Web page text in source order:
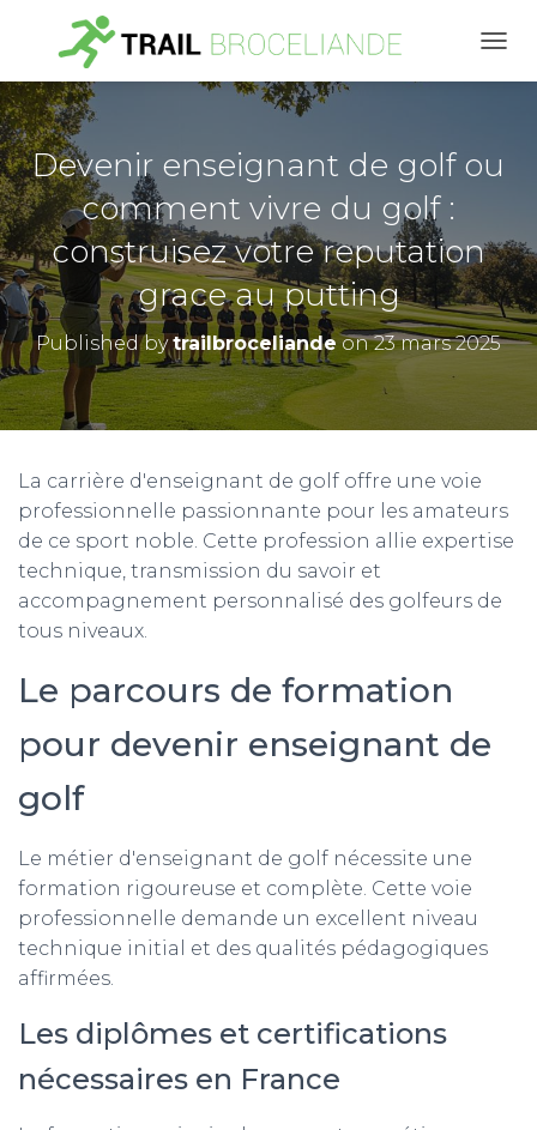
U
R
E
R
M
E
R
L
A
T
N
Devenir enseignant de golf ou
comment vivre du golf :
construisez votre reputation
grace au putting
Published bytrailbroceliandeon23 mars 2025
La carrière d'enseignant de golf offre une voie
professionnelle passionnante pour les amateurs
de ce sport noble. Cette profession allie expertise
technique, transmission du savoir et
accompagnement personnalisé des golfeurs de
tous niveaux.
Le parcours de formation
pour devenir enseignant de
golf
Le métier d'enseignant de golf nécessite une
formation rigoureuse et complète. Cette voie
professionnelle demande un excellent niveau
technique initial et des qualités pédagogiques
affirmées.
Les diplômes et certifications
nécessaires en France